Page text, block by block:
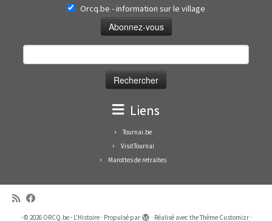
Orcq.be - information sur le village
Liens
Tournai.be
VisitTournai
Marottes de retraites
· © 2026 ORCQ.be - L'Histoire· Propulsé par · Réalisé avec theThème Customizr·